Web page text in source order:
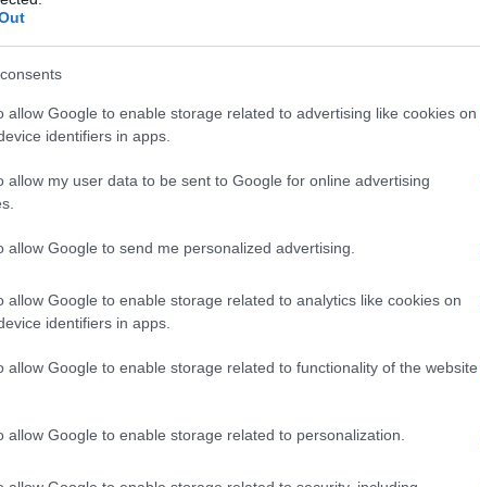
allow Google to enable storage related to advertising like cookies on
identifiers in apps.
allow my user data to be sent to Google for online advertising
allow Google to send me personalized advertising.
allow Google to enable storage related to analytics like cookies on
identifiers in apps.
allow Google to enable storage related to functionality of the website
allow Google to enable storage related to personalization.
polizza di categoria, la sanzione è
ragione. Nessuno nutre l’illusione che
franchigia coperta da un’assicurazione
Nordiochiude la questione con un gesto della
di governo
un vuoto. E i vuoti, in materia di giustizia, si
cosa:l’impunità.
processato per anni. Alla fine viene
delle spese legali? No, o quasi. Lo Stato può
privata soccombente, ma non sé stesso. È
: se sbaglio io avvocato, risarcisco. Se sbaglia
in giudizio senza fondamento, l’erario